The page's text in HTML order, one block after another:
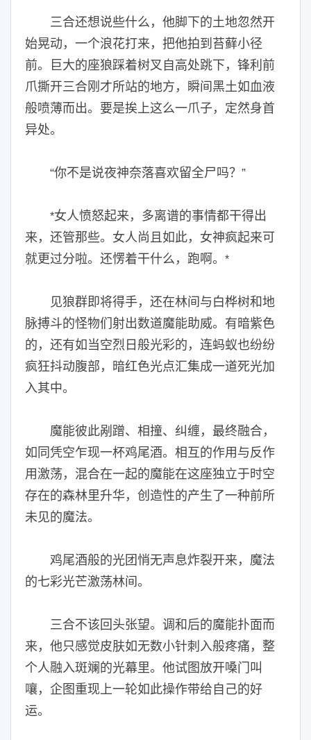
三合还想说些什么，他脚下的土地忽然开
始晃动，一个浪花打来，把他拍到苔藓小径
前。巨大的座狼踩着树叉自高处跳下，锋利前
爪撕开三合刚才所站的地方，瞬间黑土如血液
般喷薄而出。要是挨上这么一爪子，定然身首
异处。
“你不是说夜神奈落喜欢留全尸吗？”
*女人愤怒起来，多离谱的事情都干得出
来，还管那些。女人尚且如此，女神疯起来可
就更过分啦。还愣着干什么，跑啊。 *
见狼群即将得手，还在林间与白桦树和地
脉搏斗的怪物们射出数道魔能助威。有暗紫色
的，还有如当空烈日般光彩的，连蚂蚁也纷纷
疯狂抖动腹部，暗红色光点汇集成一道死光加
入其中。
魔能彼此剐蹭、相撞、纠缠，最终融合，
如同凭空乍现一杯鸡尾酒。相互的作用与反作
用激荡，混合在一起的魔能在这座独立于时空
存在的森林里升华，创造性的产生了一种前所
未见的魔法。
鸡尾酒般的光团悄无声息炸裂开来，魔法
的七彩光芒激荡林间。
三合不该回头张望。调和后的魔能扑面而
来，他只感觉皮肤如无数小针刺入般疼痛，整
个人融入斑斓的光幕里。他试图放开嗓门叫
嚷，企图重现上一轮如此操作带给自己的好
运。